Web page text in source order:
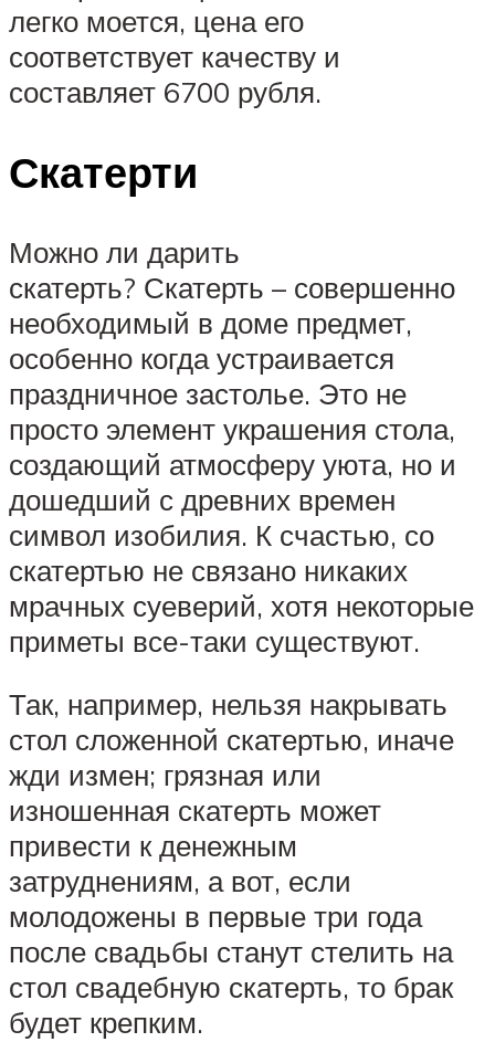
легко моется, цена его
соответствует качеству и
составляет 6700 рубля.
Скатерти
Можно ли дарить
скатерть? Скатерть – совершенно
необходимый в доме предмет,
особенно когда устраивается
праздничное застолье. Это не
просто элемент украшения стола,
создающий атмосферу уюта, но и
дошедший с древних времен
символ изобилия. К счастью, со
скатертью не связано никаких
мрачных суеверий, хотя некоторые
приметы все-таки существуют.
Так, например, нельзя накрывать
стол сложенной скатертью, иначе
жди измен; грязная или
изношенная скатерть может
привести к денежным
затруднениям, а вот, если
молодожены в первые три года
после свадьбы станут стелить на
стол свадебную скатерть, то брак
будет крепким.